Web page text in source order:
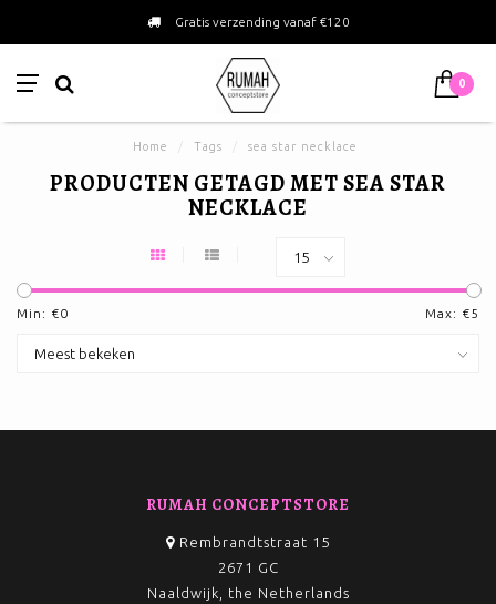
Gratis verzending vanaf €120
0
Home Tags sea star necklace
PRODUCTEN GETAGD MET SEA STAR
NECKLACE
Min: €0 Max: €5
RUMAH CONCEPTSTORE
Rembrandtstraat 15
2671 GC
Naaldwijk, the Netherlands